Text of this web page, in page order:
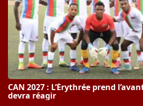
CAN 2027 : L’Érythrée prend
devra réagir